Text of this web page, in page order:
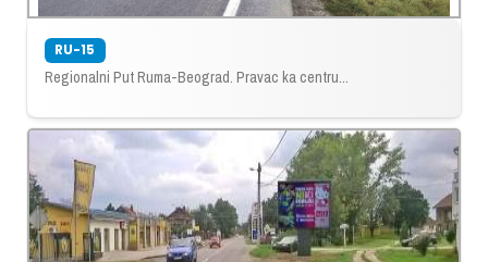
RU-15
Regionalni Put Ruma-Beograd. Pravac ka centru...